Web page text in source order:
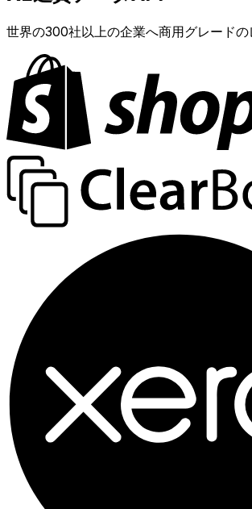
世界の300社以上の企業へ商用グレード